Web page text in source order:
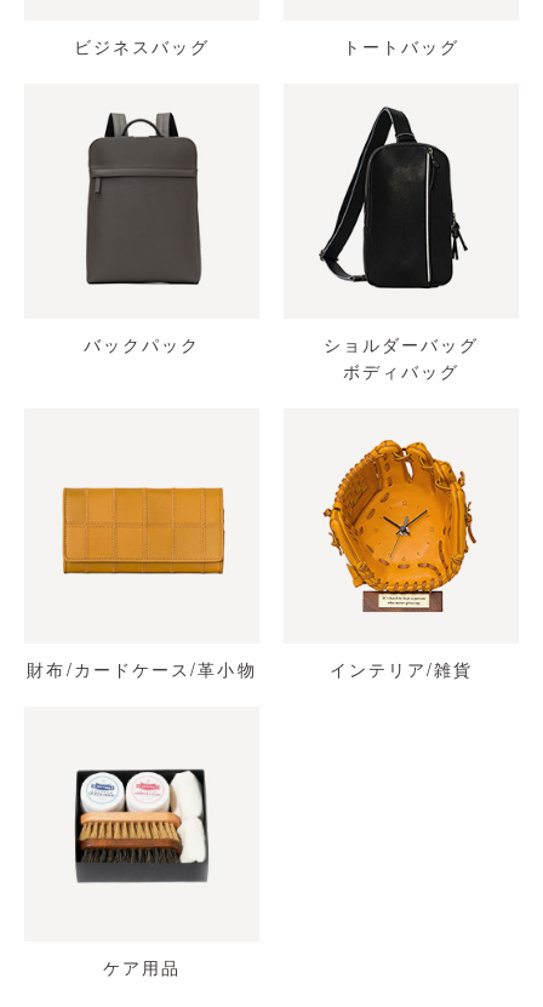
ビジネスバッグ トートバッグ
バックパック
ショルダーバッグ
ボディバッグ
財布/カードケース/革小物 インテリア/雑貨
ケア用品